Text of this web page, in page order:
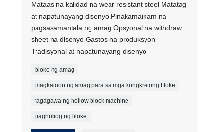
Mataas na kalidad na wear resistant steel Matatag
at napatunayang disenyo Pinakamainam na
pagsasamantala ng amag Opsyonal na withdraw
sheet na disenyo Gastos na produksyon
Tradisyonal at napatunayang disenyo
bloke ng amag
magkaroon ng amag para sa mga kongkretong bloke
tagagawa ng hollow block machine
paghubog ng bloke